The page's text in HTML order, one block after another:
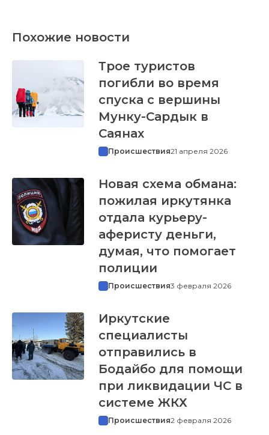
Похожие новости
Трое туристов
погибли во время
спуска с вершины
Мунку-Сардык в
Саянах
Происшествия21 апреля 2026
Новая схема обмана:
пожилая иркутянка
отдала курьеру-
аферисту деньги,
думая, что помогает
полиции
Происшествия3 февраля 2026
Иркутские
специалисты
отправились в
Бодайбо для помощи
при ликвидации ЧС в
системе ЖКХ
Происшествия2 февраля 2026